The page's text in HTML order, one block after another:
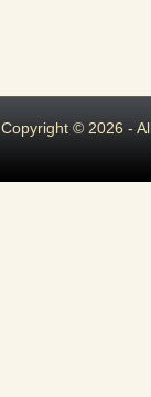
Copyright © 2026 -